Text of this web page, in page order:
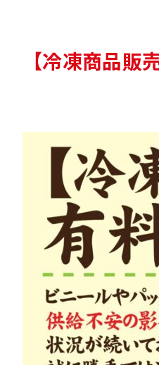
【冷凍商品販